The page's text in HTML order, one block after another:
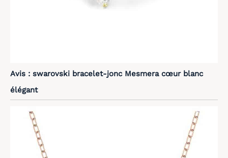
Avis : swarovski bracelet-jonc Mesmera cœur blanc
élégant